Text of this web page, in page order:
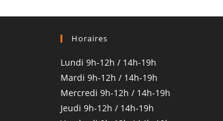
Horaires
Lundi 9h-12h / 14h-19h
Mardi 9h-12h / 14h-19h
Mercredi 9h-12h / 14h-19h
Jeudi 9h-12h / 14h-19h